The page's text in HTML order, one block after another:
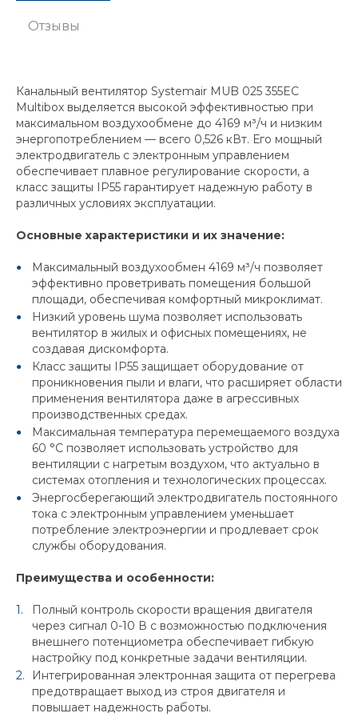
Отзывы
Канальный вентилятор Systemair MUB 025 355EC
Multibox выделяется высокой эффективностью при
максимальном воздухообмене до 4169 м³/ч и низким
энергопотреблением — всего 0,526 кВт. Его мощный
электродвигатель с электронным управлением
обеспечивает плавное регулирование скорости, а
класс защиты IP55 гарантирует надежную работу в
различных условиях эксплуатации.
Основные характеристики и их значение:
Максимальный воздухообмен 4169 м³/ч позволяет
эффективно проветривать помещения большой
площади, обеспечивая комфортный микроклимат.
Низкий уровень шума позволяет использовать
вентилятор в жилых и офисных помещениях, не
создавая дискомфорта.
Класс защиты IP55 защищает оборудование от
проникновения пыли и влаги, что расширяет области
применения вентилятора даже в агрессивных
производственных средах.
Максимальная температура перемещаемого воздуха
60 °C позволяет использовать устройство для
вентиляции с нагретым воздухом, что актуально в
системах отопления и технологических процессах.
Энергосберегающий электродвигатель постоянного
тока с электронным управлением уменьшает
потребление электроэнергии и продлевает срок
службы оборудования.
Преимущества и особенности:
Полный контроль скорости вращения двигателя
через сигнал 0-10 В с возможностью подключения
внешнего потенциометра обеспечивает гибкую
настройку под конкретные задачи вентиляции.
Интегрированная электронная защита от перегрева
предотвращает выход из строя двигателя и
повышает надежность работы.